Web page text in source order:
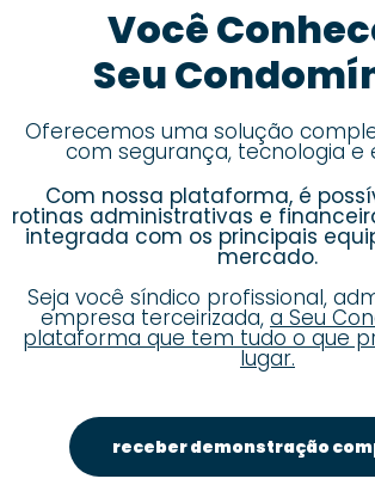
Você
Seu
Oferecemos uma solução
com segurança, tecnologia e
Com nossa plataforma, é
rotinas administrativas e
integrada com os principais
mercado.
Seja você síndico profissional,
empresa terceirizada, a Seu
plataforma que tem tudo o que
lugar.
receber demonstração